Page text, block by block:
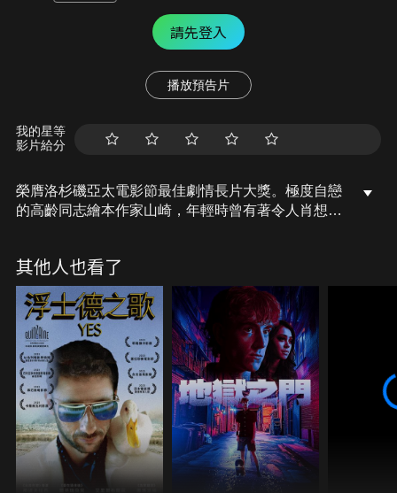
請先登入
播放預告片
我的星等
影片給分
榮膺洛杉磯亞太電影節最佳劇情長片大獎。極度自戀
的高齡同志繪本作家山崎，年輕時曾有著令人肖想的
邂逅了年輕稚嫩的SM性工作者李歐後，山崎睽違一
生的戀愛種子終於悄悄萌芽；另一方面，李歐也在山
崎身上尋得歸屬感，而這酷似父子又如情侶般的謎樣
關係，將如何牽動兩人未來的命運呢？
其他人也看了